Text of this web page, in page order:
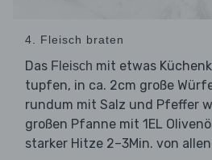
4. Fleisch braten
Das Fleisch mit etwas
tupfen, in ca. 2cm große
rundum mit Salz und Pfeffer
großen Pfanne mit 1EL
starker Hitze 2–3Min. von